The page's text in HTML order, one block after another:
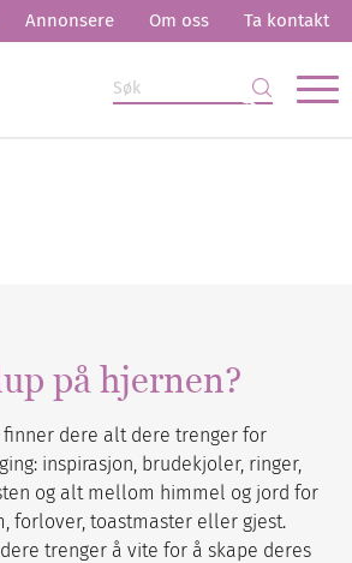
Annonsere Om oss Ta kontakt
på hjernen?
finner dere alt dere trenger for
inspirasjon, brudekjoler, ringer,
og alt mellom himmel og jord for
forlover, toastmaster eller gjest.
trenger å vite for å skape deres